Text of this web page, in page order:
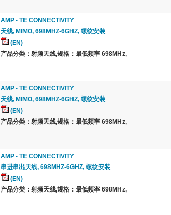
AMP - TE CONNECTIVITY
天线, MIMO, 698MHZ-6GHZ, 螺纹安装
(EN)
产品分类：射频天线,规格：最低频率 698MHz,
AMP - TE CONNECTIVITY
天线, MIMO, 698MHZ-6GHZ, 螺纹安装
(EN)
产品分类：射频天线,规格：最低频率 698MHz,
AMP - TE CONNECTIVITY
串进串出天线, 698MHZ-6GHZ, 螺纹安装
(EN)
产品分类：射频天线,规格：最低频率 698MHz,